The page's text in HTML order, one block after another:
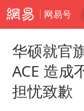
网易号
华硕就官
ACE 造成
担忧致歉